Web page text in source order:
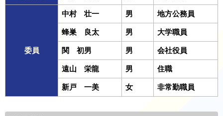
委員
中村 壮一 男 地方公務員
蜂巣 良太 男 大学職員
関 初男 男 会社役員
遠山 栄龍 男 住職
新戸 一美 女 非常勤職員